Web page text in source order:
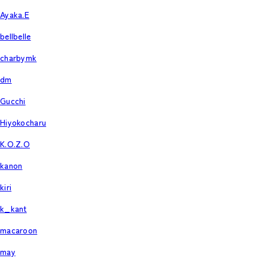
Ayaka.E
bellbelle
charbymk
dm
Gucchi
Hiyokocharu
K.O.Z.O
kanon
kiri
k_kant
macaroon
may